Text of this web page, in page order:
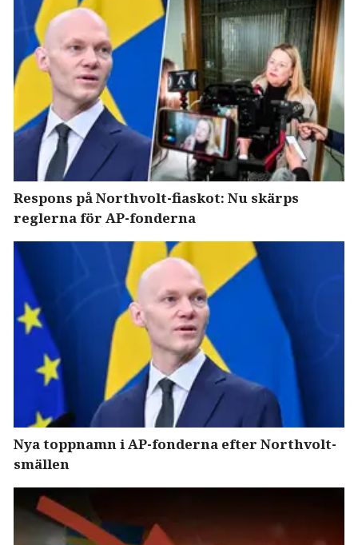
Respons på Northvolt-fiaskot: Nu skärps
reglerna för AP-fonderna
Nya toppnamn i AP-fonderna efter Northvolt-
smällen